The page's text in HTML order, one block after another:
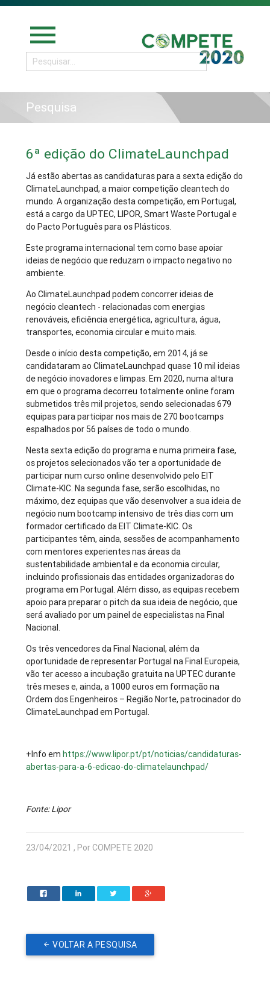
menu
Pesquisa
6ª edição do ClimateLaunchpad
Já estão abertas as candidaturas para a sexta edição do
ClimateLaunchpad, a maior competição cleantech do
mundo. A organização desta competição, em Portugal,
está a cargo da UPTEC, LIPOR, Smart Waste Portugal e
do Pacto Português para os Plásticos.
Este programa internacional tem como base apoiar
ideias de negócio que reduzam o impacto negativo no
ambiente.
Ao ClimateLaunchpad podem concorrer ideias de
negócio cleantech - relacionadas com energias
renováveis, eficiência energética, agricultura, água,
transportes, economia circular e muito mais.
Desde o início desta competição, em 2014, já se
candidataram ao ClimateLaunchpad quase 10 mil ideias
de negócio inovadores e limpas. Em 2020, numa altura
em que o programa decorreu totalmente online foram
submetidos três mil projetos, sendo selecionadas 679
equipas para participar nos mais de 270 bootcamps
espalhados por 56 países de todo o mundo.
Nesta sexta edição do programa e numa primeira fase,
os projetos selecionados vão ter a oportunidade de
participar num curso online desenvolvido pelo EIT
Climate-KIC. Na segunda fase, serão escolhidas, no
máximo, dez equipas que vão desenvolver a sua ideia de
negócio num bootcamp intensivo de três dias com um
formador certificado da EIT Climate-KIC. Os
participantes têm, ainda, sessões de acompanhamento
com mentores experientes nas áreas da
sustentabilidade ambiental e da economia circular,
incluindo profissionais das entidades organizadoras do
programa em Portugal. Além disso, as equipas recebem
apoio para preparar o pitch da sua ideia de negócio, que
será avaliado por um painel de especialistas na Final
Nacional.
Os três vencedores da Final Nacional, além da
oportunidade de representar Portugal na Final Europeia,
vão ter acesso a incubação gratuita na UPTEC durante
três meses e, ainda, a 1000 euros em formação na
Ordem dos Engenheiros – Região Norte, patrocinador do
ClimateLaunchpad em Portugal.
+Info em https://www.lipor.pt/pt/noticias/candidaturas-
abertas-para-a-6-edicao-do-climatelaunchpad/
Fonte: Lipor
23/04/2021 , Por COMPETE 2020
VOLTAR A PESQUISA